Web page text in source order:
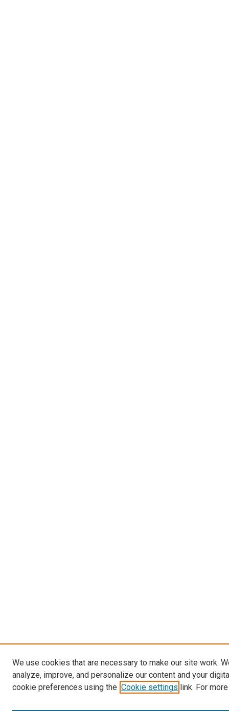
We use cookies that are necessary to make our site work.
analyze, improve, and personalize our content and your
cookie preferences using the Cookie settings link. For